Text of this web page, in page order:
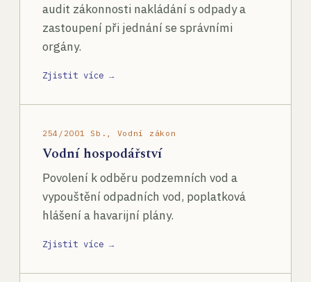
audit zákonnosti nakládání s odpady a
zastoupení při jednání se správními
orgány.
Zjistit více →
254/2001 Sb., Vodní zákon
Vodní hospodářství
Povolení k odběru podzemních vod a
vypouštění odpadních vod, poplatková
hlášení a havarijní plány.
Zjistit více →